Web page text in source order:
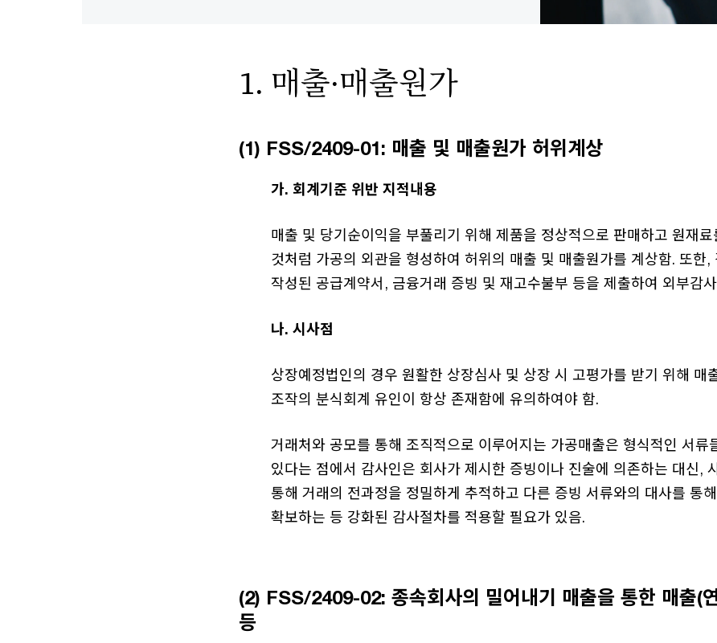
1. 매출·매출원가
(1) FSS/2409-01: 매출 및 매출원가 허위계상
가. 회계기준 위반 지적내용
매출 및 당기순이익을 부풀리기 위해 제품을 정상적으로 판매하고 원재
것처럼 가공의 외관을 형성하여 허위의 매출 및 매출원가를 계상함. 또한,
작성된 공급계약서, 금융거래 증빙 및 재고수불부 등을 제출하여 외부감
나. 시사점
상장예정법인의 경우 원활한 상장심사 및 상장 시 고평가를 받기 위해 매
조작의 분식회계 유인이 항상 존재함에 유의하여야 함.
거래처와 공모를 통해 조직적으로 이루어지는 가공매출은 형식적인 서류
있다는 점에서 감사인은 회사가 제시한 증빙이나 진술에 의존하는 대신,
통해 거래의 전과정을 정밀하게 추적하고 다른 증빙 서류와의 대사를 통
확보하는 등 강화된 감사절차를 적용할 필요가 있음.
(2) FSS/2409-02: 종속회사의 밀어내기 매출을 통한 매출(
등